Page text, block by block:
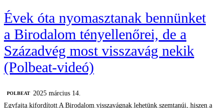
Évek óta nyomasztanak bennünket
a Birodalom tényellenőrei, de a
Századvég most visszavág nekik
(Polbeat-videó)
‎POLBEAT
2025 március 14.
Egyfajta kifordított A Birodalom visszavágnak lehetünk szemtanúi, hiszen a